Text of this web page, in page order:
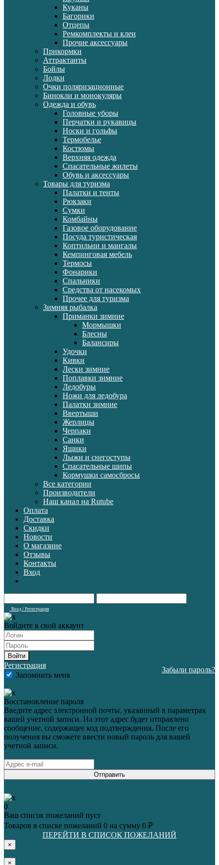
Куканы
Багорики
Отцепы
Ремкомплекты и клеи
Прочие аксессуары
Прикормки
Аттрактанты
Бойлы
Лодки
Очки поляризационные
Бинокли и монокуляры
Одежда и обувь
Головные уборы
Перчатки и рукавицы
Носки и гольфы
Термобелье
Костюмы
Верхняя одежда
Спасательные жилеты
Обувь и аксессуары
Товары для туризма
Палатки и тенты
Рюкзаки
Сумки
Комбайны
Газовое оборудование
Посуда туристическая
Коптильни и мангалы
Кемпинговая мебель
Термосы
Фонарики
Спальники
Средства от насекомых
Прочее для туризма
Зимняя рыбалка
Приманки зимние
Мормышки
Блесны
Балансиры
Удочки
Кивки
Лески зимние
Поплавки зимние
Ледобуры
Ножи для ледобура
Палатки зимние
Ввертыши
Жерлицы
Черпаки
Санки
Ящики
Лыжи и снегоступы
Спасательные шипы
Кормушки самосбросы
Все категории
Производители
Наш канал на Rutube
Оплата
Доставка
Скидки
Новости
О магазине
Отзывы
Контакты
Вход
Вход / Регистрация
Войдите в свой аккаунт
Войти
Регистрация
Запомнить меня
Забыли пароль?
Восстановление пароля
Введите адрес электронной почты, указанный в параметрах
вашей учетной записи. На этот адрес будет отправлено
сообщение, содержащее код подтверждения. После его
получения вы сможете ввести новый пароль для вашей
учетной записи.
Отправить
0
Ваш список пожеланий пуст
Товаров в списке пожеланий 0 на сумму 0 ₽
ПЕРЕЙТИ В СПИСОК ПОЖЕЛАНИЙ
×
×